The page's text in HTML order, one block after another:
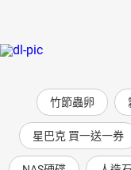
忍。英格蘭人原本叫作
漸漸失去了原先的勇猛
對入侵的丹麥人束手無
「海狼又來了，快逃哇
「什麼，海狼又打過來
竹節蟲卵
星巴克 買一送一券